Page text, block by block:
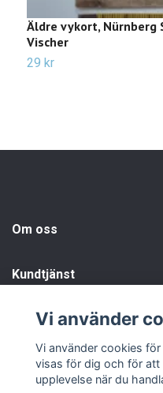
Äldre vykort, Nürnberg
Vischer
29 kr
Om oss
Kundtjänst
Vi använder
Vi använder cookies
visas för dig och för att
upplevelse när du